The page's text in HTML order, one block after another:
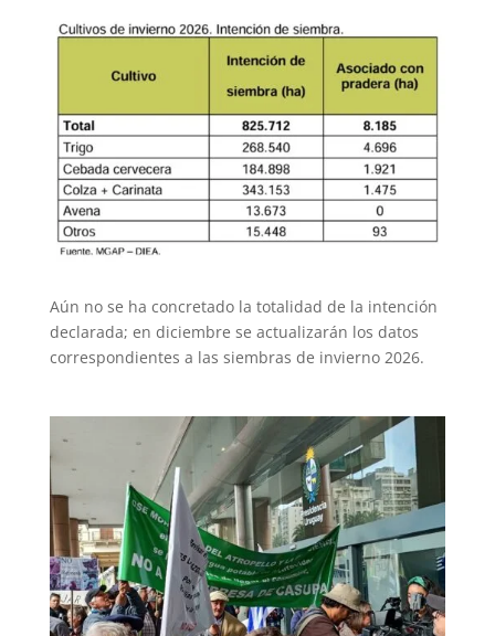
Aún no se ha concretado la totalidad de la intención
declarada; en diciembre se actualizarán los datos
correspondientes a las siembras de invierno 2026.